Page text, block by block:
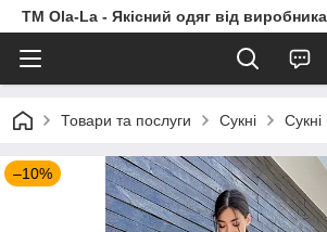
TM Ola-La - Якісний одяг від виробника
Товари та послуги Сукні
–10%